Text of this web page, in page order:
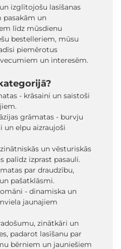
izglītojošu lasīšanas
pasakām un
līdz mūsdienu
bestelleriem, mūsu
piemērotus
un interesēm.
- krāsaini un saistoši
grāmatas - burvju
un elpu aizraujoši
un vēsturiskās
palīdz izprast pasauli.
par draudzību,
pašatklāsmi.
- dinamiska un
jaunajiem
zinātkāri un
padarot lasīšanu par
bērniem un jauniešiem